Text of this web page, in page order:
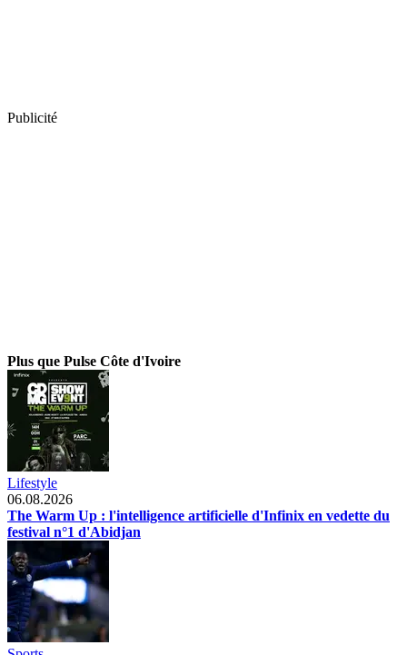
Publicité
Plus que Pulse Côte d'Ivoire
Lifestyle
06.08.2026
The Warm Up : l'intelligence artificielle d'Infinix en vedette du
festival n°1 d'Abidjan